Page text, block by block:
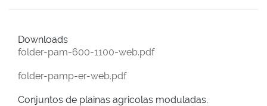
Downloads
folder-pam-600-1100-web.pdf
folder-pamp-er-web.pdf
Conjuntos de plainas agricolas moduladas.